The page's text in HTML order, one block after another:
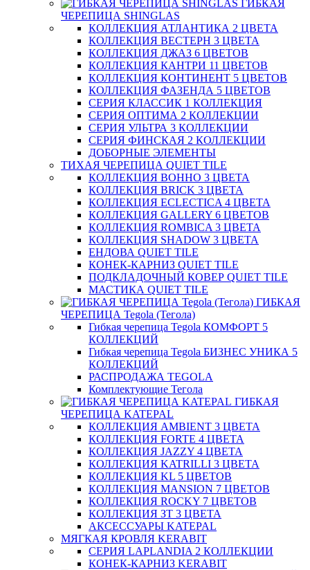
ГИБКАЯ
ЧЕРЕПИЦА SHINGLAS
КОЛЛЕКЦИЯ АТЛАНТИКА 2 ЦВЕТА
КОЛЛЕКЦИЯ ВЕСТЕРН 3 ЦВЕТА
КОЛЛЕКЦИЯ ДЖАЗ 6 ЦВЕТОВ
КОЛЛЕКЦИЯ КАНТРИ 11 ЦВЕТОВ
КОЛЛЕКЦИЯ КОНТИНЕНТ 5 ЦВЕТОВ
КОЛЛЕКЦИЯ ФАЗЕНДА 5 ЦВЕТОВ
СЕРИЯ КЛАССИК 1 КОЛЛЕКЦИЯ
СЕРИЯ ОПТИМА 2 КОЛЛЕКЦИИ
СЕРИЯ УЛЬТРА 3 КОЛЛЕКЦИИ
СЕРИЯ ФИНСКАЯ 2 КОЛЛЕКЦИИ
ДОБОРНЫЕ ЭЛЕМЕНТЫ
ТИХАЯ ЧЕРЕПИЦА QUIET TILE
КОЛЛЕКЦИЯ BOHHO 3 ЦВЕТА
КОЛЛЕКЦИЯ BRICK 3 ЦВЕТА
КОЛЛЕКЦИЯ ECLECTICA 4 ЦВЕТА
КОЛЛЕКЦИЯ GALLERY 6 ЦВЕТОВ
КОЛЛЕКЦИЯ ROMBICA 3 ЦВЕТА
КОЛЛЕКЦИЯ SHADOW 3 ЦВЕТА
ЕНДОВА QUIET TILE
КОНЕК-КАРНИЗ QUIET TILE
ПОДКЛАДОЧНЫЙ КОВЕР QUIET TILE
МАСТИКА QUIET TILE
ГИБКАЯ
ЧЕРЕПИЦА Tegola (Тегола)
Гибкая черепица Tegola КОМФОРТ 5
КОЛЛЕКЦИЙ
Гибкая черепица Tegola БИЗНЕС УНИКА 5
КОЛЛЕКЦИЙ
РАСПРОДАЖА TEGOLA
Комплектующие Тегола
ГИБКАЯ
ЧЕРЕПИЦА KATEPAL
КОЛЛЕКЦИЯ AMBIENT 3 ЦВЕТА
КОЛЛЕКЦИЯ FORTE 4 ЦВЕТА
КОЛЛЕКЦИЯ JAZZY 4 ЦВЕТА
КОЛЛЕКЦИЯ KATRILLI 3 ЦВЕТА
КОЛЛЕКЦИЯ KL 5 ЦВЕТОВ
КОЛЛЕКЦИЯ MANSION 7 ЦВЕТОВ
КОЛЛЕКЦИЯ ROCKY 7 ЦВЕТОВ
КОЛЛЕКЦИЯ ЗТ 3 ЦВЕТА
АКСЕССУАРЫ KATEPAL
МЯГКАЯ КРОВЛЯ KERABIT
СЕРИЯ LAPLANDIA 2 КОЛЛЕКЦИИ
КОНЕК-КАРНИЗ KERABIT